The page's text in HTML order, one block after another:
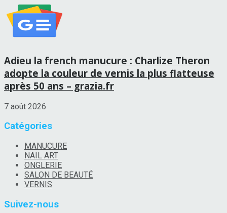
Adieu la french manucure : Charlize Theron
adopte la couleur de vernis la plus flatteuse
après 50 ans – grazia.fr
7 août 2026
Catégories
MANUCURE
NAIL ART
ONGLERIE
SALON DE BEAUTÉ
VERNIS
Suivez-nous